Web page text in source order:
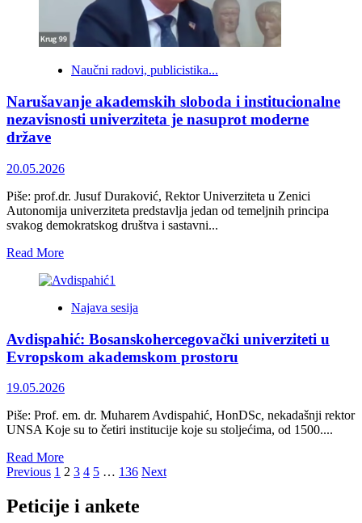
političke
opsade?
Naučni radovi, publicistika...
Narušavanje akademskih sloboda i institucionalne
nezavisnosti univerziteta je nasuprot moderne
države
20.05.2026
Piše: prof.dr. Jusuf Duraković, Rektor Univerziteta u Zenici
Autonomija univerziteta predstavlja jedan od temeljnih principa
svakog demokratskog društva i sastavni...
Read MoreRead
about
akademskih
i
institucionalne
nezavisnosti
univerziteta
je
nasuprot
moderne
države
Najava sesija
Avdispahić: Bosanskohercegovački univerziteti u
Evropskom akademskom prostoru
19.05.2026
Piše: Prof. em. dr. Muharem Avdispahić, HonDSc, nekadašnji rektor
UNSA Koje su to četiri institucije koje su stoljećima, od 1500....
Read MoreRead
more
Avdispahić:
Bosanskohercegovački
Posts
pagination
Previous 1 2 3 4 5 … 136 Next
Peticije i ankete